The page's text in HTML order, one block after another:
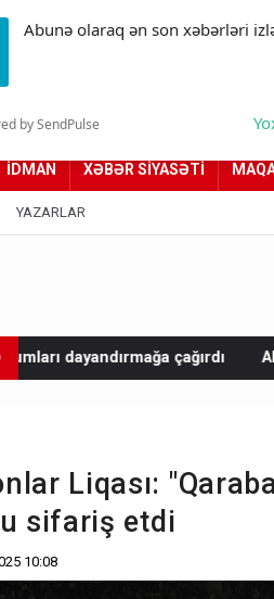
Abunə olaraq ən son xəbərləri
by SendPulse
(012) 449 94
yolumuzdur
İDMAN XƏBƏR SİYASƏTİ
YAZARLAR
çağırdı ABŞ-dan Kubaya
Liqası:
sifariş etdi
10:08